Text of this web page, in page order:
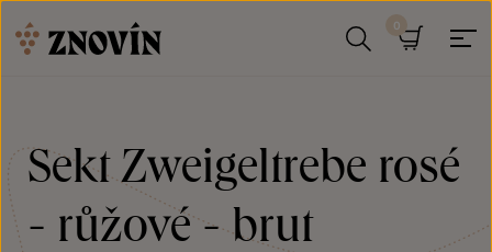
Sekt Zweigeltrebe rosé
- růžové - brut